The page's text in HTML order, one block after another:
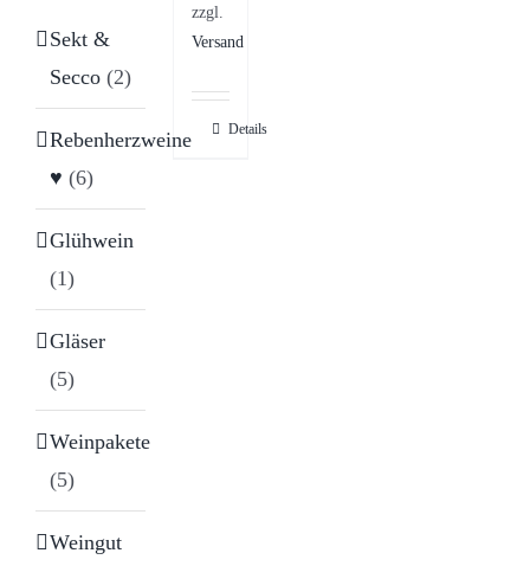
zzgl.
Versand
Details
Sekt &
Secco (2)
Rebenherzweine
♥ (6)
Glühwein
(1)
Gläser
(5)
Weinpakete
(5)
Weingut